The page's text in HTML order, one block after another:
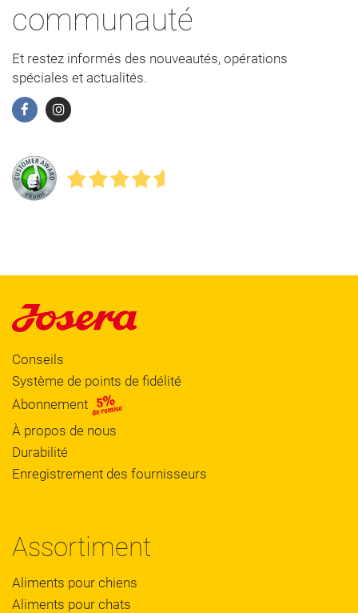
communauté
Et restez informés des nouveautés, opérations
spéciales et actualités.
Conseils
Système de points de fidélité
Abonnement
À propos de nous
Durabilité
Enregistrement des fournisseurs
Assortiment
Aliments pour chiens
Aliments pour chats